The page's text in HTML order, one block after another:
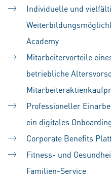
Individuelle und
Academy
Mitarbeitervorteile
betriebliche
Professioneller
ein digitales
Corporate Benefits
Fitness- und
Familien-Service